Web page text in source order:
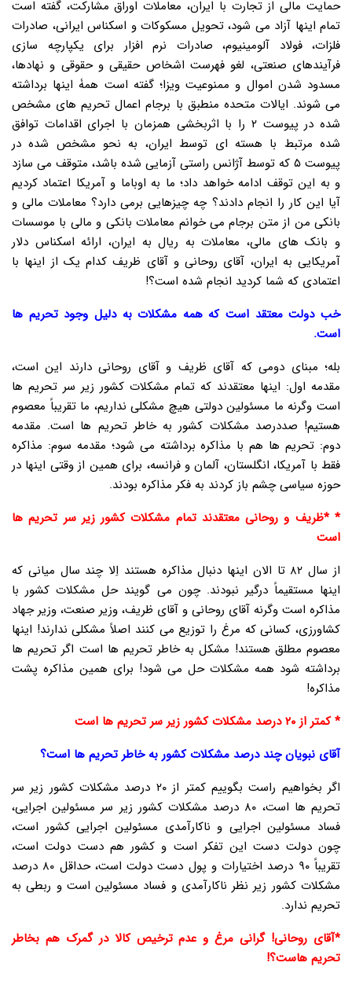
حمایت مالی از تجارت با ایران، معاملات اوراق مشارکت، گفته است
تمام اینها آزاد می شود، تحویل مسکوکات و اسکناس ایرانی، صادرات
فلزات، فولاد آلومینیوم، صادرات نرم افزار برای یکپارچه سازی
فرآیندهای صنعتی، لغو فهرست اشخاص حقیقی و حقوقی و نهادها،
مسدود شدن اموال و ممنوعیت ویزا؛ گفته است همۀ اینها برداشته
می شوند. ایالات متحده منطبق با برجام اعمال تحریم های مشخص
شده در پیوست ۲ را با اثربخشی همزمان با اجرای اقدامات توافق
شده مرتبط با هسته ای توسط ایران، به نحو مشخص شده در
پیوست ۵ که توسط آژانس راستی آزمایی شده باشد، متوقف می سازد
و به این توقف ادامه خواهد داد؛ ما به اوباما و آمریکا اعتماد کردیم
آیا این کار را انجام دادند؟ چه چیزهایی برمی دارد؟ معاملات مالی و
بانکی من از متن برجام می خوانم معاملات بانکی و مالی با موسسات
و بانک های مالی، معاملات به ریال به ایران، ارائه اسکناس دلار
آمریکایی به ایران، آقای روحانی و آقای ظریف کدام یک از اینها با
اعتمادی که شما کردید انجام شده است؟!
خب دولت معتقد است که همه مشکلات به دلیل وجود تحریم ها
است.
بله؛ مبنای دومی که آقای ظریف و آقای روحانی دارند این است،
مقدمه اول: اینها معتقدند که تمام مشکلات کشور زیر سر تحریم ها
است وگرنه ما مسئولین دولتی هیچ مشکلی نداریم، ما تقریباً معصوم
هستیم! صددرصد مشکلات کشور به خاطر تحریم ها است. مقدمه
دوم: تحریم ها هم با مذاکره برداشته می شود؛ مقدمه سوم: مذاکره
فقط با آمریکا، انگلستان، آلمان و فرانسه، برای همین از وقتی اینها در
حوزه سیاسی چشم باز کردند به فکر مذاکره بودند.
* *ظریف و روحانی معتقدند تمام مشکلات کشور زیر سر تحریم ها
است
از سال ۸۲ تا الان اینها دنبال مذاکره هستند اِلا چند سال میانی که
اینها مستقیماً درگیر نبودند. چون می گویند حل مشکلات کشور با
مذاکره است وگرنه آقای روحانی و آقای ظریف، وزیر صنعت، وزیر جهاد
کشاورزی، کسانی که مرغ را توزیع می کنند اصلاً مشکلی ندارند! اینها
معصوم مطلق هستند! مشکل به خاطر تحریم ها است اگر تحریم ها
برداشته شود همه مشکلات حل می شود! برای همین مذاکره پشت
مذاکره!
* کمتر از ۲۰ درصد مشکلات کشور زیر سر تحریم ها است
آقای نبویان چند درصد مشکلات کشور به خاطر تحریم ها است؟
اگر بخواهیم راست بگوییم کمتر از ۲۰ درصد مشکلات کشور زیر سر
تحریم ها است، ۸۰ درصد مشکلات کشور زیر سر مسئولین اجرایی،
فساد مسئولین اجرایی و ناکارآمدی مسئولین اجرایی کشور است،
چون دولت دست این تفکر است و کشور هم دست دولت است،
تقریباً ۹۰ درصد اختیارات و پول دست دولت است، حداقل ۸۰ درصد
مشکلات کشور زیر نظر ناکارآمدی و فساد مسئولین است و ربطی به
تحریم ندارد.
*آقای روحانی! گرانی مرغ و عدم ترخیص کالا در گمرک هم بخاطر
تحریم هاست؟!